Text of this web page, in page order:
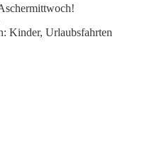
Kinder, Urlaubsfahrten